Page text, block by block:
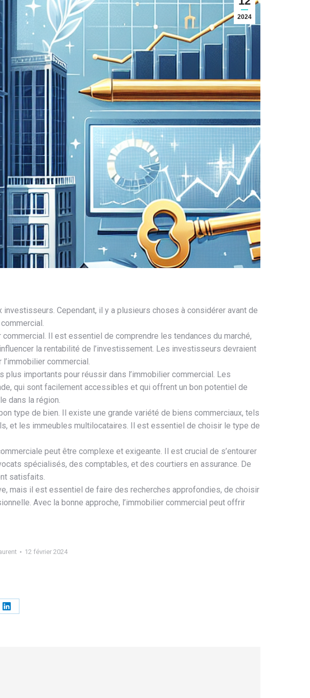
2024
Cependant, il y a plusieurs choses à considérer avant de
Il est essentiel de comprendre les tendances du marché,
la rentabilité de l’investissement. Les investisseurs devraient
commercial.
plus importants pour réussir dans l’immobilier commercial. Les
qui sont facilement accessibles et qui offrent un bon potentiel de
dans la région.
type de bien. Il existe une grande variété de biens commerciaux, tels
et les immeubles multilocataires. Il est essentiel de choisir le type de
peut être complexe et exigeante. Il est crucial de s’entourer
spécialisés, des comptables, et des courtiers en assurance. De
satisfaits.
mais il est essentiel de faire des recherches approfondies, de choisir
Avec la bonne approche, l’immobilier commercial peut offrir
12 février 2024
Partager